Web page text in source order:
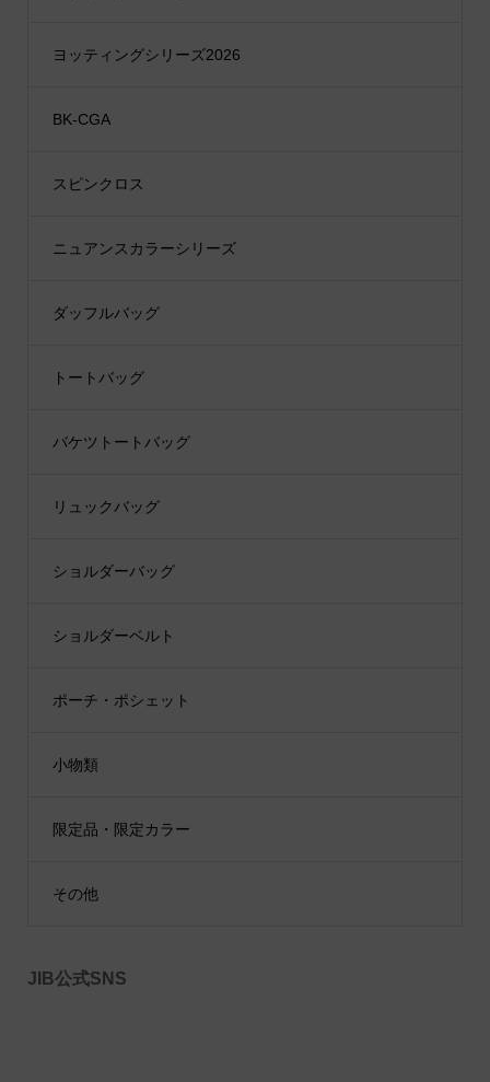
ヨッティングシリーズ2026
BK-CGA
スピンクロス
ニュアンスカラーシリーズ
ダッフルバッグ
トートバッグ
バケツトートバッグ
リュックバッグ
ショルダーバッグ
ショルダーベルト
ポーチ・ポシェット
小物類
限定品・限定カラー
その他
JIB公式SNS